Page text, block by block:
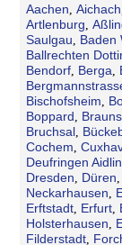
Aachen Aichach
Artlenburg
Saulgau
Baden
Ballrechten
Bendorf, Berga
Bischofsheim
Boppard
Bruchsal,
Cochem
Deufringen
Dresden Düren
Neckarhausen
Erftstadt, Erfurt,
Holsterhausen
Filderstadt,